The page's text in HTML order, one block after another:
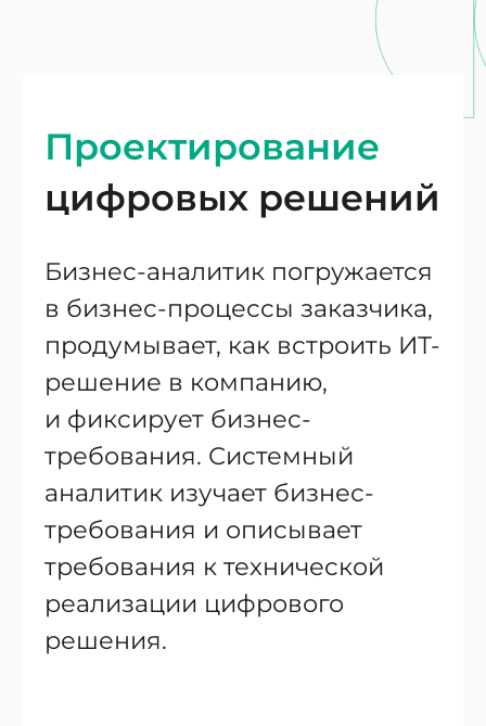
Проектирование
цифровых решений
Бизнес-аналитик погружается
в бизнес-процессы заказчика,
продумывает, как встроить ИТ-
решение в компанию,
и фиксирует бизнес-
требования. Системный
аналитик изучает бизнес-
требования и описывает
требования к технической
реализации цифрового
решения.